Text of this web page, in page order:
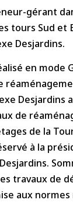
gérant
tours Sud et
Desjardins.
en mode
Desjardins
de
de la
à la
travaux de
aux